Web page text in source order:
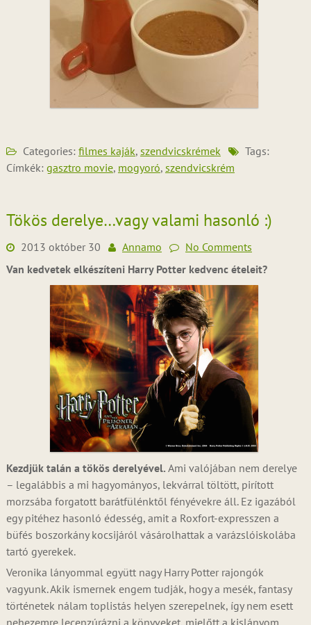
Categories: filmes kaják, szendvicskrémek
Tags:
Címkék: gasztro movie, mogyoró, szendvicskrém
Tökös derelye…vagy valami hasonló :)
2013 október 30 Annamo
No Comments
Van kedvetek elkészíteni Harry Potter kedvenc ételeit?
Kezdjük talán a tökös derelyével. Ami valójában nem derelye
– legalábbis a mi hagyományos, lekvárral töltött, pirított
morzsába forgatott barátfülénktől fényévekre áll. Ez igazából
egy pitéhez hasonló édesség, amit a Roxfort-expresszen a
büfés boszorkány kocsijáról vásárolhattak a varázslóiskolába
tartó gyerekek.
Veronika lányommal együtt nagy Harry Potter rajongók
vagyunk. Akik ismernek engem tudják, hogy a mesék, fantasy
történetek nálam toplistás helyen szerepelnek, így nem esett
nehezemre lecenzúrázni a könyveket, mielőtt a kislányom